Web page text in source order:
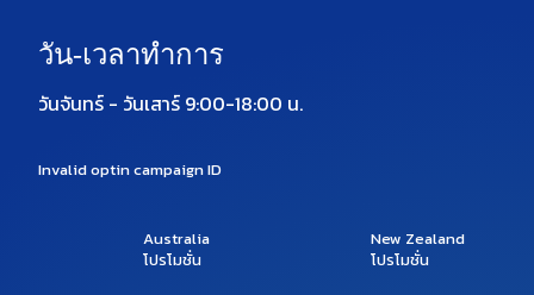
วัน-เวลาทำการ
วันจันทร์ - วันเสาร์ 9:00-18:00 น.
Invalid optin campaign ID
Australia
โปรโมชั่น
New Zealand
โปรโมชั่น